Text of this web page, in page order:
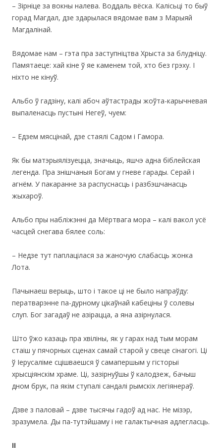
– Зірніце за вокны налева. Воддаль вёска. Калісьці то быў
горад Магдал, дзе здарылася вядомае вам з Марыяй
Магдалінай.
Вядомае нам – гэта пра заступніцтва Хрыста за блудніцу.
Памятаеце: хай кіне ў яе каменем той, хто без грэху. І
ніхто не кінуў.
Альбо ў гадзіну, калі абоч аўтастрады жоўта-карычневая
выпаленасць пустыні Негеў, чуем:
– Едзем мясцінай, дзе стаялі Садом і Гамора.
Як бы матэрыялізуецца, значыць, яшчэ адна біблейская
легенда. Пра знішчаныя Богам у гневе гарады. Серай і
агнём. У пакаранне за распуснасць і разбэшчанасць
жыхароў.
Альбо пры набліжэнні да Мёртвага мора – калі вакол усё
часцей снегава бялее соль:
– Недзе тут паплацілася за жаночую слабасць жонка
Лота.
Пачынаеш верыць, што і такое ці не было напраўду:
ператварэнне па-дурному цікаўнай кабеціны ў солевы
слуп. Бог загадаў не азірацца, а яна азірнулася.
Што ўжо казаць пра хвіліны, як у гарах над тым морам
стаіш у пячорных сценах самай старой у свеце сінагогі. Ці
ў Іерусаліме сцішваешся ў самапершым у гісторыі
хрысціянскім храме. Ці, зазірнуўшы ў калодзеж, бачыш
дном брук, па якім ступалі сандалі рымскіх легіянераў.
Дзве з паловай – дзве тысячы гадоў ад нас. Не мізэр,
зразумела. Ды па-тутэйшаму і не галактычная адлегласць.
II